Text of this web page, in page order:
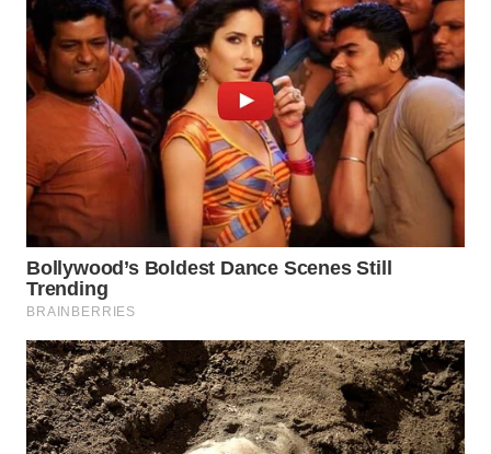
WAHANANEWS
CO ID
WAHANANEWS
NET
WAHANA
SPORT
WAHANA
WAHANA
SELEB